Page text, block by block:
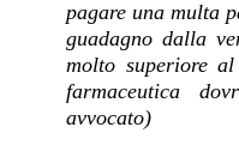
pagare una multa
guadagno dalla
molto superiore
farmaceutica
avvocato)